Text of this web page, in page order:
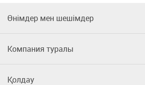
Өнімдер мен шешімдер
Компания туралы
Қолдау